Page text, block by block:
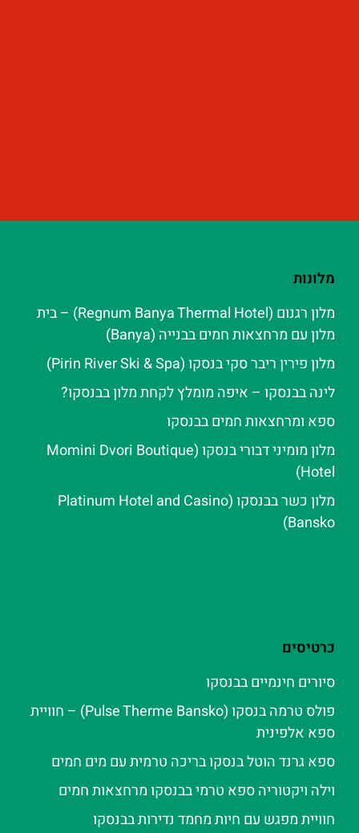
מלונות
מלון רגנום (Regnum Banya Thermal Hotel) – בית
מלון עם מרחצאות חמים בבנייה (Banya)
מלון פירין ריבר סקי בנסקו (Pirin River Ski & Spa‬)
לינה בבנסקו – איפה מומלץ לקחת מלון בבנסקו?
ספא ומרחצאות חמים בבנסקו
מלון מומיני דבורי בנסקו (Momini Dvori Boutique
Hotel)
מלון כשר בבנסקו (Platinum Hotel and Casino
Bansko)
כרטיסים
סיורים חינמיים בבנסקו
פולס טרמה בנסקו (Pulse Therme Bansko) – חוויית
ספא אלפינית
ספא גרנד הוטל בנסקו בריכה טרמית עם מים חמים
וילה ויקטוריה ספא טרמי בבנסקו מרחצאות חמים
חוויית מפגש עם חיות מחמד נדירות בבנסקו